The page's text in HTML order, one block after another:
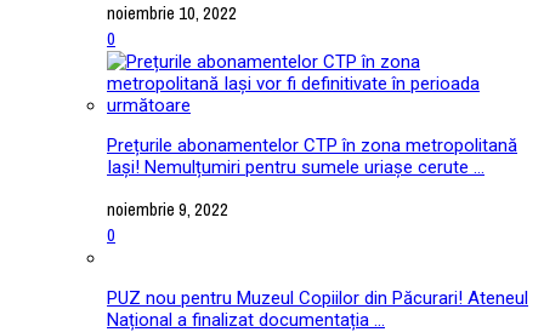
noiembrie 10, 2022
0
Prețurile abonamentelor CTP în zona metropolitană
Iași! Nemulțumiri pentru sumele uriașe cerute ...
noiembrie 9, 2022
0
PUZ nou pentru Muzeul Copiilor din Păcurari! Ateneul
Național a finalizat documentația ...